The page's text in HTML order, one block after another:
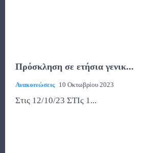
Πρόσκληση σε ετήσια γενικ...
Ανακοινώσεις 10 Οκτωβρίου 2023
Στις 12/10/23 ΣΤΙς 1...